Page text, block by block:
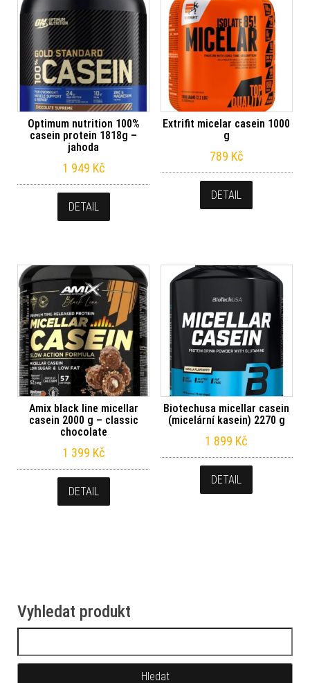
Optimum nutrition 100%
casein protein 1818g –
jahoda
1 949 Kč
DETAIL
Extrifit micelar casein 1000
g
789 Kč
DETAIL
Amix black line micellar
casein 2000 g – classic
chocolate
1 399 Kč
DETAIL
Biotechusa micellar casein
(micelární kasein) 2270 g
1 899 Kč
DETAIL
Vyhledat produkt